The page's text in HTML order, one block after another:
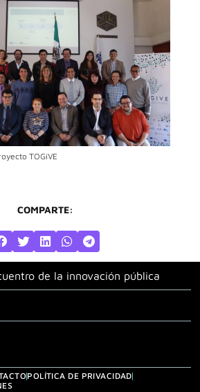
TOGiVE
COMPARTE:
de la innovación pública
POLÍTICA DE PRIVACIDAD